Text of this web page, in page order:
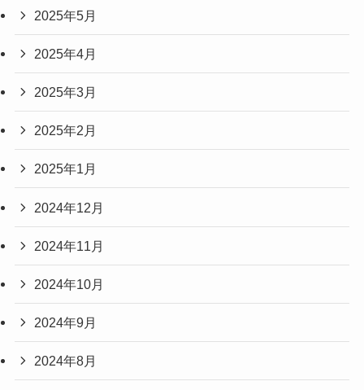
2025年5月
2025年4月
2025年3月
2025年2月
2025年1月
2024年12月
2024年11月
2024年10月
2024年9月
2024年8月